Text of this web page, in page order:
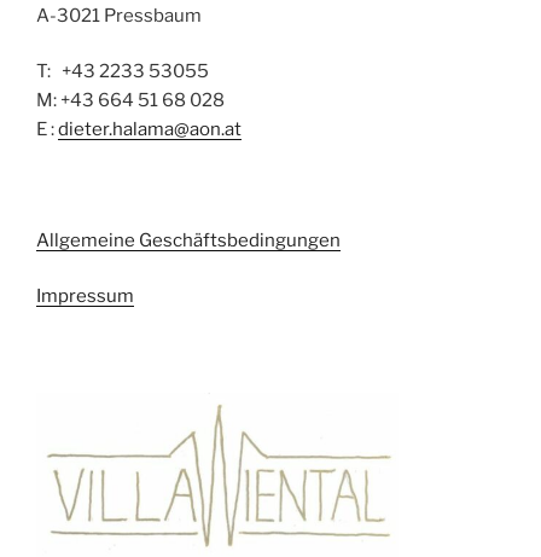
A-3021 Pressbaum
T: +43 2233 53055
M: +43 664 51 68 028
E :dieter.halama@aon.at
Allgemeine Geschäftsbedingungen
Impressum